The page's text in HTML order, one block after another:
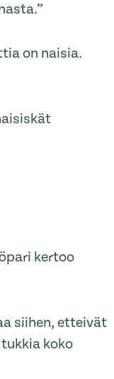
on naisia.
kertoo
siihen, etteivät
koko